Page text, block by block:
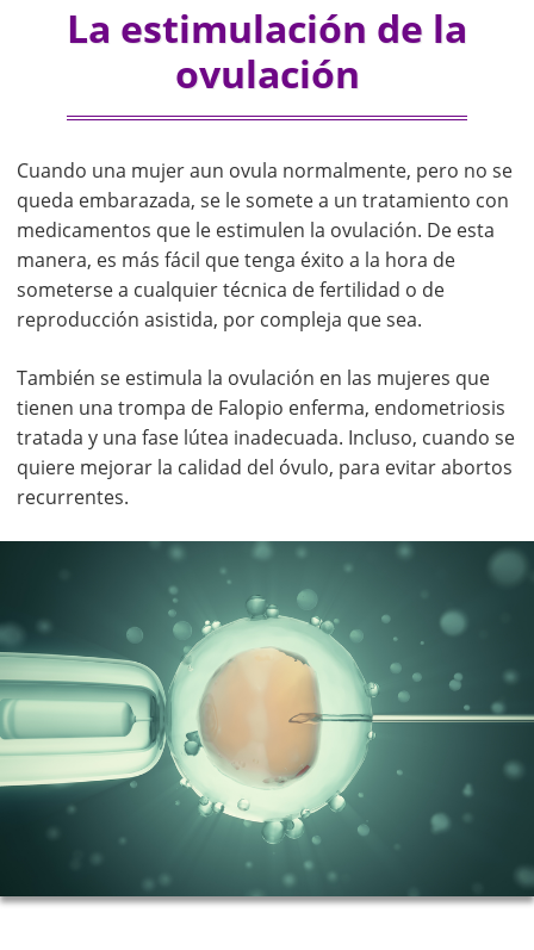
La estimulación de la
ovulación
Cuando una mujer aun ovula normalmente, pero no se
queda embarazada, se le somete a un tratamiento con
medicamentos que le estimulen la ovulación. De esta
manera, es más fácil que tenga éxito a la hora de
someterse a cualquier técnica de fertilidad o de
reproducción asistida, por compleja que sea.
También se estimula la ovulación en las mujeres que
tienen una trompa de Falopio enferma, endometriosis
tratada y una fase lútea inadecuada. Incluso, cuando se
quiere mejorar la calidad del óvulo, para evitar abortos
recurrentes.